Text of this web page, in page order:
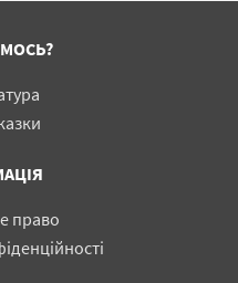
право